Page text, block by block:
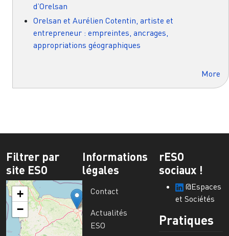
d’Orelsan
Orelsan et Aurélien Cotentin, artiste et
entrepreneur : empreintes, ancrages,
appropriations géographiques
More
Filtrer par
site ESO
+
−
Informations
légales
Contact
Actualités
ESO
rESO
sociaux !
@Espaces
et Sociétés
Pratiques